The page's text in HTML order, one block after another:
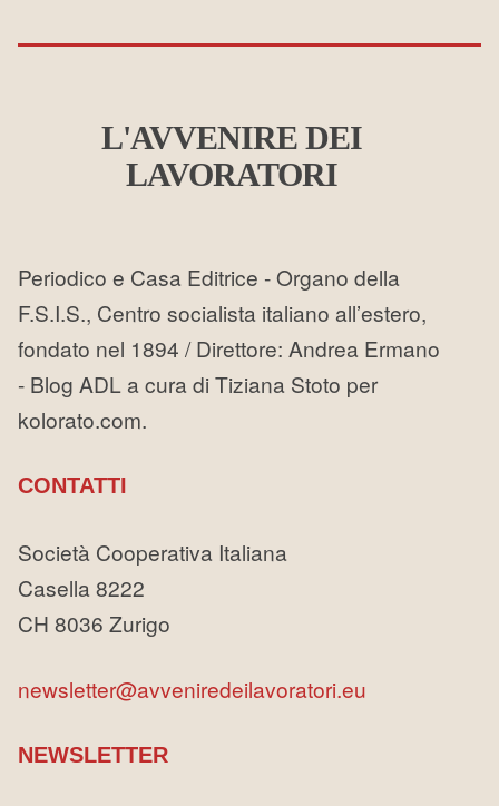
L'AVVENIRE DEI
LAVORATORI
Periodico e Casa Editrice - Organo della
F.S.I.S., Centro socialista italiano all’estero,
fondato nel 1894 / Direttore: Andrea Ermano
- Blog ADL a cura di Tiziana Stoto per
kolorato.com.
CONTATTI
Società Cooperativa Italiana
Casella 8222
CH 8036 Zurigo
newsletter@avveniredeilavoratori.eu
NEWSLETTER